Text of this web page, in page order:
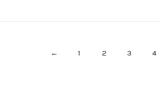
← 1 2 3 4